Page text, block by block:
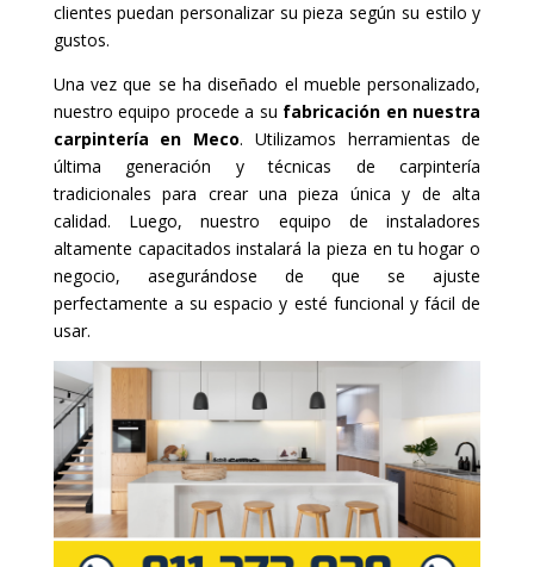
clientes puedan personalizar su pieza según su estilo y
gustos.
Una vez que se ha diseñado el mueble personalizado,
nuestro equipo procede a su fabricación en nuestra
carpintería en Meco. Utilizamos herramientas de
última generación y técnicas de carpintería
tradicionales para crear una pieza única y de alta
calidad. Luego, nuestro equipo de instaladores
altamente capacitados instalará la pieza en tu hogar o
negocio, asegurándose de que se ajuste
perfectamente a su espacio y esté funcional y fácil de
usar.